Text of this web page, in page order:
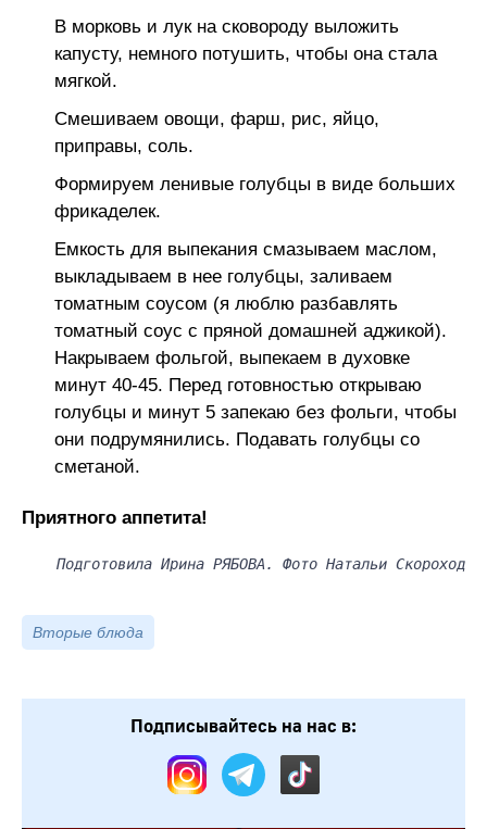
В морковь и лук на сковороду выложить
капусту, немного потушить, чтобы она стала
мягкой.
Смешиваем овощи, фарш, рис, яйцо,
приправы, соль.
Формируем ленивые голубцы в виде больших
фрикаделек.
Емкость для выпекания смазываем маслом,
выкладываем в нее голубцы, заливаем
томатным соусом (я люблю разбавлять
томатный соус с пряной домашней аджикой).
Накрываем фольгой, выпекаем в духовке
минут 40-45. Перед готовностью открываю
голубцы и минут 5 запекаю без фольги, чтобы
они подрумянились. Подавать голубцы со
сметаной.
Приятного аппетита!
Подготовила Ирина РЯБОВА. Фото Натальи Скороход
Вторые блюда
Подписывайтесь на нас в: